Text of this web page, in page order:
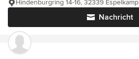
Nachricht
Hindenburgring 14-16, 32339 Espelkamp